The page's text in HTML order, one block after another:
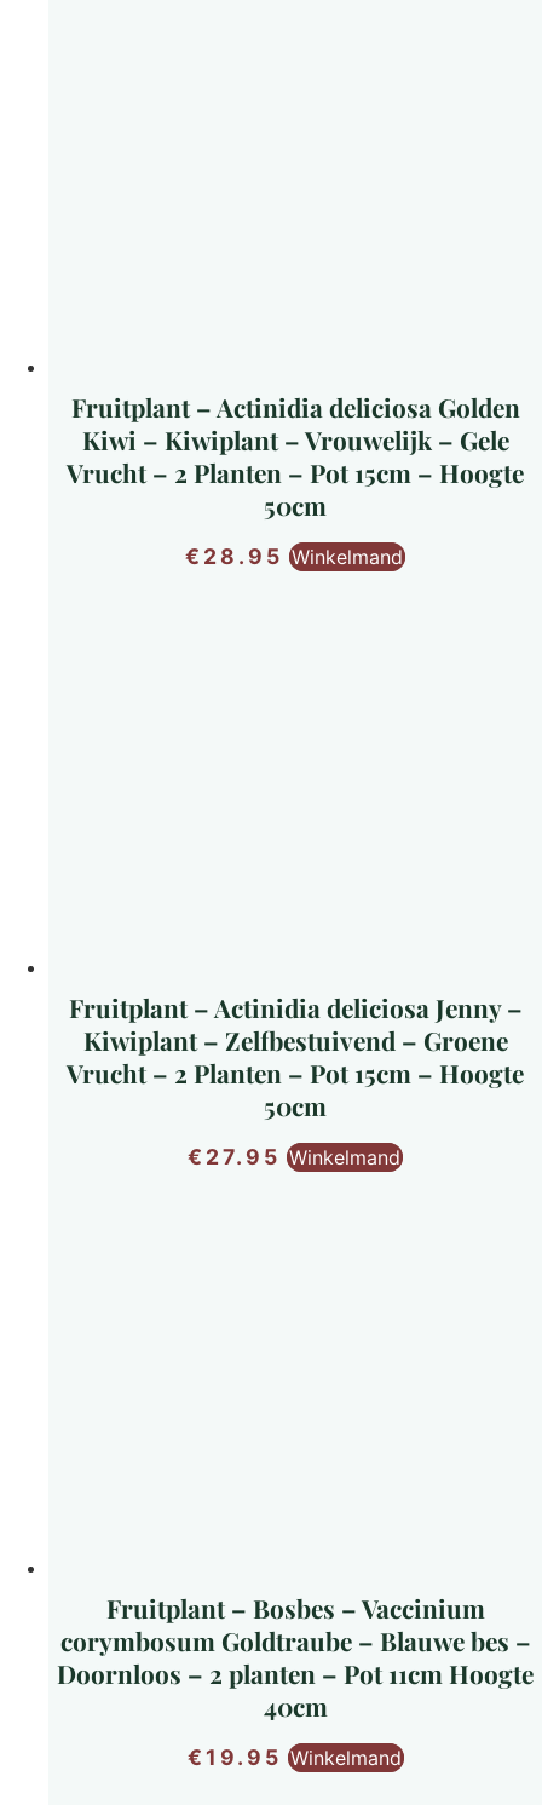
Fruitplant – Actinidia deliciosa Golden
Kiwi – Kiwiplant – Vrouwelijk – Gele
Vrucht – 2 Planten – Pot 15cm – Hoogte
50cm
€ 28.95 Winkelmand
Fruitplant – Actinidia deliciosa Jenny –
Kiwiplant – Zelfbestuivend – Groene
Vrucht – 2 Planten – Pot 15cm – Hoogte
50cm
€ 27.95 Winkelmand
Fruitplant – Bosbes – Vaccinium
corymbosum Goldtraube – Blauwe bes –
Doornloos – 2 planten – Pot 11cm Hoogte
40cm
€ 19.95 Winkelmand